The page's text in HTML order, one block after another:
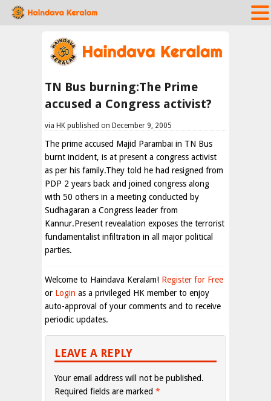
TN Bus burning:The Prime
accused a Congress activist?
via HK published on December 9, 2005
The prime accused Majid Parambai in TN Bus
burnt incident, is at present a congress activist
as per his family.They told he had resigned from
PDP 2 years back and joined congress along
with 50 others in a meeting conducted by
Sudhagaran a Congress leader from
Kannur.Present revealation exposes the terrorist
fundamentalist infiltration in all major political
parties.
Welcome to Haindava Keralam! Register for Free
or Login as a privileged HK member to enjoy
auto-approval of your comments and to receive
periodic updates.
LEAVE A REPLY
Your email address will not be published.
Required fields are marked *